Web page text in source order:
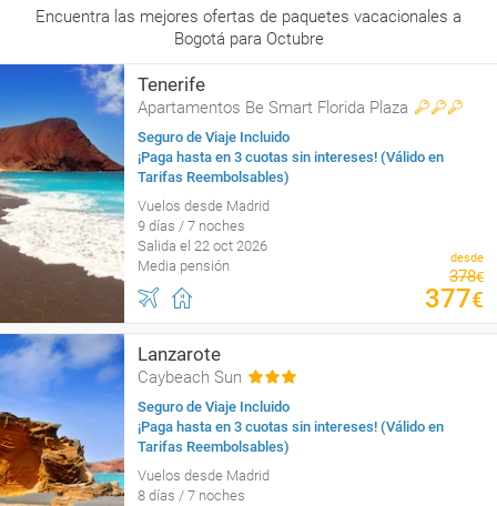
Encuentra las mejores ofertas de paquetes vacacionales a
Bogotá para Octubre
Tenerife
Apartamentos Be Smart Florida Plaza
Seguro de Viaje Incluido
¡Paga hasta en 3 cuotas sin intereses! (Válido en
Tarifas Reembolsables)
Vuelos desde Madrid
9 días / 7 noches
Salida el 22 oct 2026
Media pensión
desde
378€
377€
Lanzarote
Caybeach Sun
Seguro de Viaje Incluido
¡Paga hasta en 3 cuotas sin intereses! (Válido en
Tarifas Reembolsables)
Vuelos desde Madrid
8 días / 7 noches